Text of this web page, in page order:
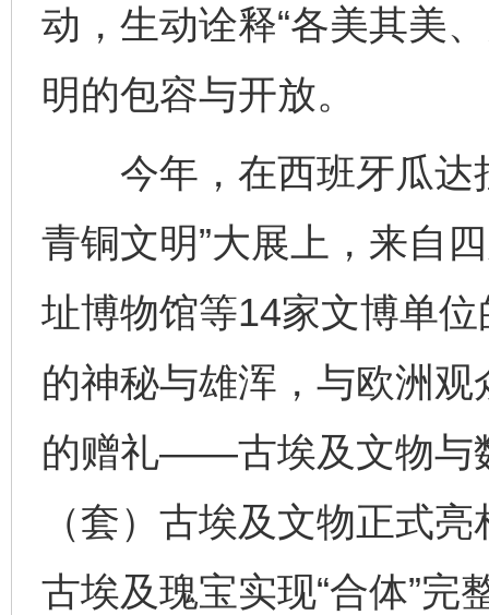
动，生动诠释“各美其美
明的包容与开放。
今年，在西班牙瓜达
青铜文明”大展上，来自
址博物馆等14家文博单
的神秘与雄浑，与欧洲
的赠礼——古埃及文物与
（套）古埃及文物正式
古埃及瑰宝实现“合体”完